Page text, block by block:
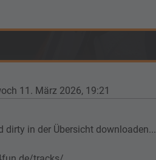
11. März 2026, 19:21
dirty in der Übersicht downloaden...